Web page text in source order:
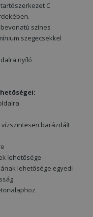
C
színes
szegecsekkel
nyíló
barázdált
lehetősége
lehetősége egyedi